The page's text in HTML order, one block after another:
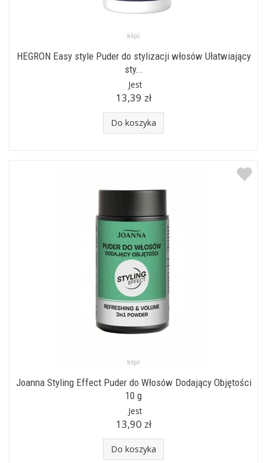
HEGRON Easy style Puder do stylizacji włosów Ułatwiający
sty...
Jest
13,39 zł
Do koszyka
Joanna Styling Effect Puder do Włosów Dodający Objętości
10 g
Jest
13,90 zł
Do koszyka